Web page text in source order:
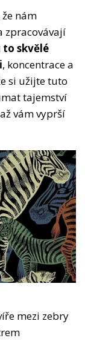
nám
zpracovávají
to skvělé
, koncentrace a
si užijte tuto
tajemství
vám vyprší
mezi zebry